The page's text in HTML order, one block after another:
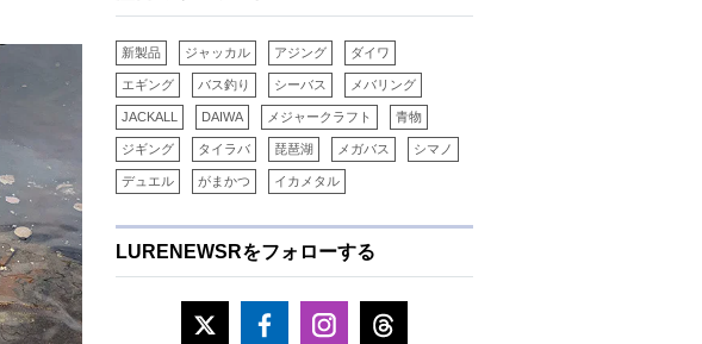
新製品 ジャッカル アジング ダイワ
エギング バス釣り シーバス メバリング
JACKALL DAIWA メジャークラフト 青物
ジギング タイラバ 琵琶湖 メガバス シマノ
デュエル がまかつ イカメタル
LURENEWSRをフォローする